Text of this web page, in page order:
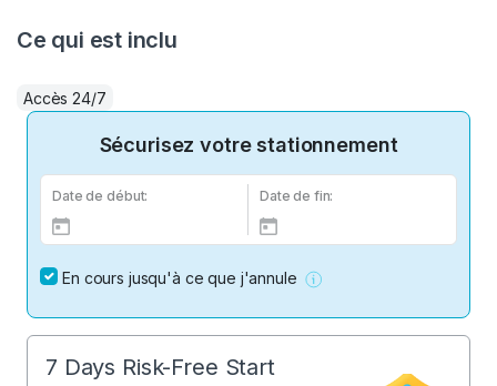
Ce qui est inclu
Accès 24/7
Sécurisez votre stationnement
Date de début: Date de fin:
En cours jusqu'à ce que j'annule
7 Days Risk-Free Start